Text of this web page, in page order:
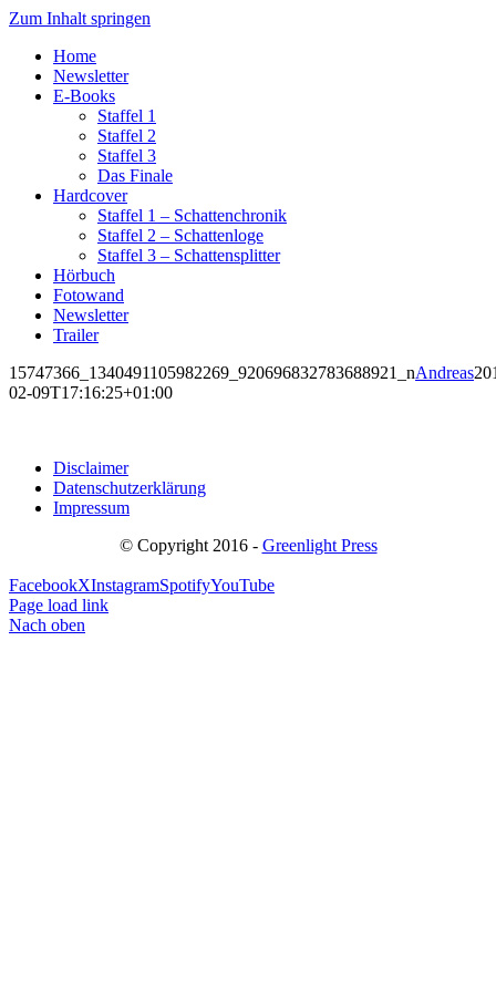
Zum Inhalt springen
Home
Newsletter
E-Books
Staffel 1
Staffel 2
Staffel 3
Das Finale
Hardcover
Staffel 1 – Schattenchronik
Staffel 2 – Schattenloge
Staffel 3 – Schattensplitter
Hörbuch
Fotowand
Newsletter
Trailer
15747366_1340491105982269_920696832783688921_nAndreas
02-09T17:16:25+01:00
Disclaimer
Datenschutzerklärung
Impressum
© Copyright 2016 - Greenlight Press
FacebookXInstagramSpotifyYouTube
Page load link
Nach oben